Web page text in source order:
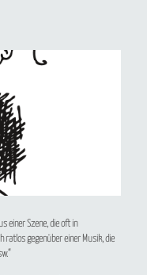
einer Szene, die oft in
ratlos gegenüber einer Musik, die